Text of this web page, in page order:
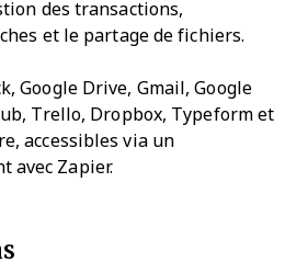
des transactions,
et le partage de fichiers.
Google Drive, Gmail, Google
Trello, Dropbox, Typeform et
accessibles via un
avec Zapier.